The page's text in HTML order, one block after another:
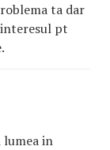
ta dar
pt
lumea in